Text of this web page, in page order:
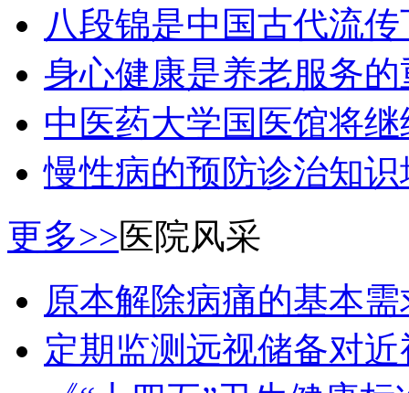
八段锦是中国古代流
身心健康是养老服务
中医药大学国医馆将
慢性病的预防诊治知
更多>>医院风采
原本解除病痛的基本
定期监测远视储备对